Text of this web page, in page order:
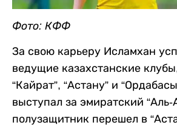
Фото: КФФ
За свою карьеру Исламхан
ведущие казахстанские
“Кайрат”, “Астану” и
выступал за эмиратский “Аль-
полузащитник перешел в